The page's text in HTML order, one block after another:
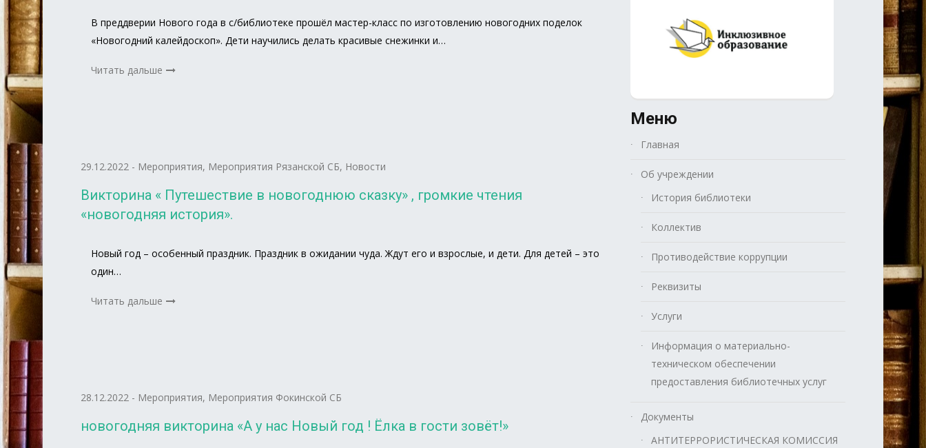
В преддверии Нового года в с/библиотеке прошёл мастер-класс по изготовлению новогодних поделок
«Новогодний калейдоскоп». Дети научились делать красивые снежинки и…
Читать дальше
29.12.2022 - Мероприятия, Мероприятия Рязанской СБ, Новости
Викторина « Путешествие в новогоднюю сказку» , громкие чтения
«новогодняя история».
Новый год – особенный праздник. Праздник в ожидании чуда. Ждут его и взрослые, и дети. Для детей – это
один…
Читать дальше
28.12.2022 - Мероприятия, Мероприятия Фокинской СБ
новогодняя викторина «А у нас Новый год ! Ёлка в гости зовёт!»
Меню
Главная
Об учреждении
История библиотеки
Коллектив
Противодействие коррупции
Реквизиты
Услуги
Информация о материально-
техническом обеспечении
предоставления библиотечных услуг
Документы
АНТИТЕРРОРИСТИЧЕСКАЯ КОМИССИЯ